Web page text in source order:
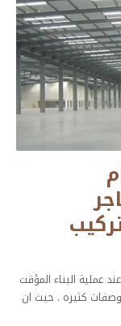
عملية البناء المؤقت
كثيره . حيث ان